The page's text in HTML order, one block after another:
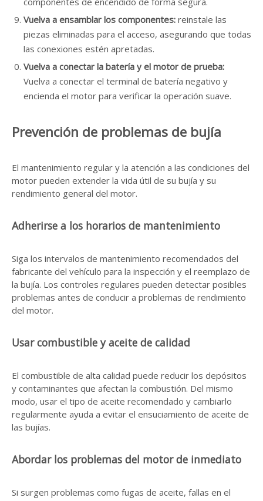
Vuelva a ensamblar los componentes: reinstale las
piezas eliminadas para el acceso, asegurando que todas
las conexiones estén apretadas.
Vuelva a conectar la batería y el motor de prueba:
Vuelva a conectar el terminal de batería negativo y
encienda el motor para verificar la operación suave.
Prevención de problemas de bujía
El mantenimiento regular y la atención a las condiciones del
motor pueden extender la vida útil de su bujía y su
rendimiento general del motor.
Adherirse a los horarios de mantenimiento
Siga los intervalos de mantenimiento recomendados del
fabricante del vehículo para la inspección y el reemplazo de
la bujía. Los controles regulares pueden detectar posibles
problemas antes de conducir a problemas de rendimiento
del motor.
Usar combustible y aceite de calidad
El combustible de alta calidad puede reducir los depósitos
y contaminantes que afectan la combustión. Del mismo
modo, usar el tipo de aceite recomendado y cambiarlo
regularmente ayuda a evitar el ensuciamiento de aceite de
las bujías.
Abordar los problemas del motor de inmediato
Si surgen problemas como fugas de aceite, fallas en el